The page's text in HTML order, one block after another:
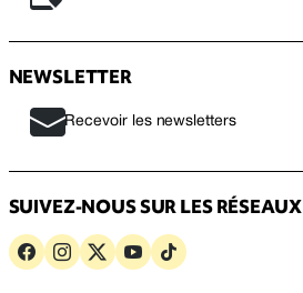
NEWSLETTER
Recevoir les newsletters
SUIVEZ-NOUS SUR LES RÉSEAUX